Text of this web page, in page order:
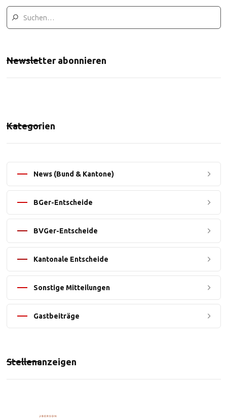
Newsletter abonnieren
Kategorien
News (Bund & Kantone)
BGer-Entscheide
BVGer-Entscheide
Kantonale Entscheide
Sonstige Mitteilungen
Gastbeiträge
Stellenanzeigen